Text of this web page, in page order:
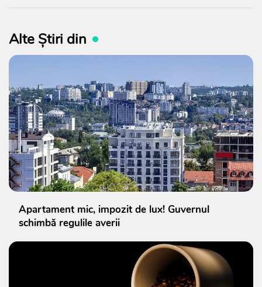
Alte Știri din
Apartament mic, impozit de lux! Guvernul
schimbă regulile averii